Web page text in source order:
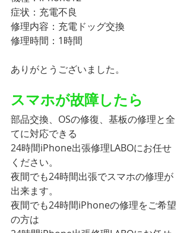
症状：充電不良
修理内容：充電ドッグ交換
修理時間：1時間
ありがとうございました。
スマホが故障したら
部品交換、OSの修復、基板の修理と全
てに対応できる
24時間iPhone出張修理LABOにお任せ
ください。
夜間でも24時間出張でスマホの修理が
出来ます。
夜間でも24時間iPhoneの修理をご希望
の方は